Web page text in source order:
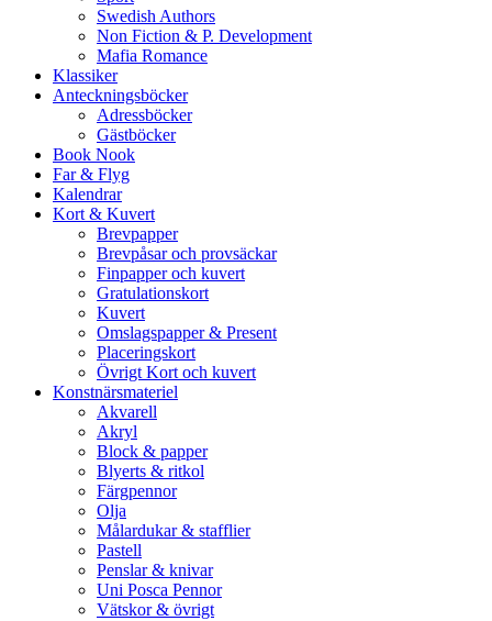
Swedish Authors
Non Fiction & P. Development
Mafia Romance
Klassiker
Anteckningsböcker
Adressböcker
Gästböcker
Book Nook
Far & Flyg
Kalendrar
Kort & Kuvert
Brevpapper
Brevpåsar och provsäckar
Finpapper och kuvert
Gratulationskort
Kuvert
Omslagspapper & Present
Placeringskort
Övrigt Kort och kuvert
Konstnärsmateriel
Akvarell
Akryl
Block & papper
Blyerts & ritkol
Färgpennor
Olja
Målardukar & stafflier
Pastell
Penslar & knivar
Uni Posca Pennor
Vätskor & övrigt